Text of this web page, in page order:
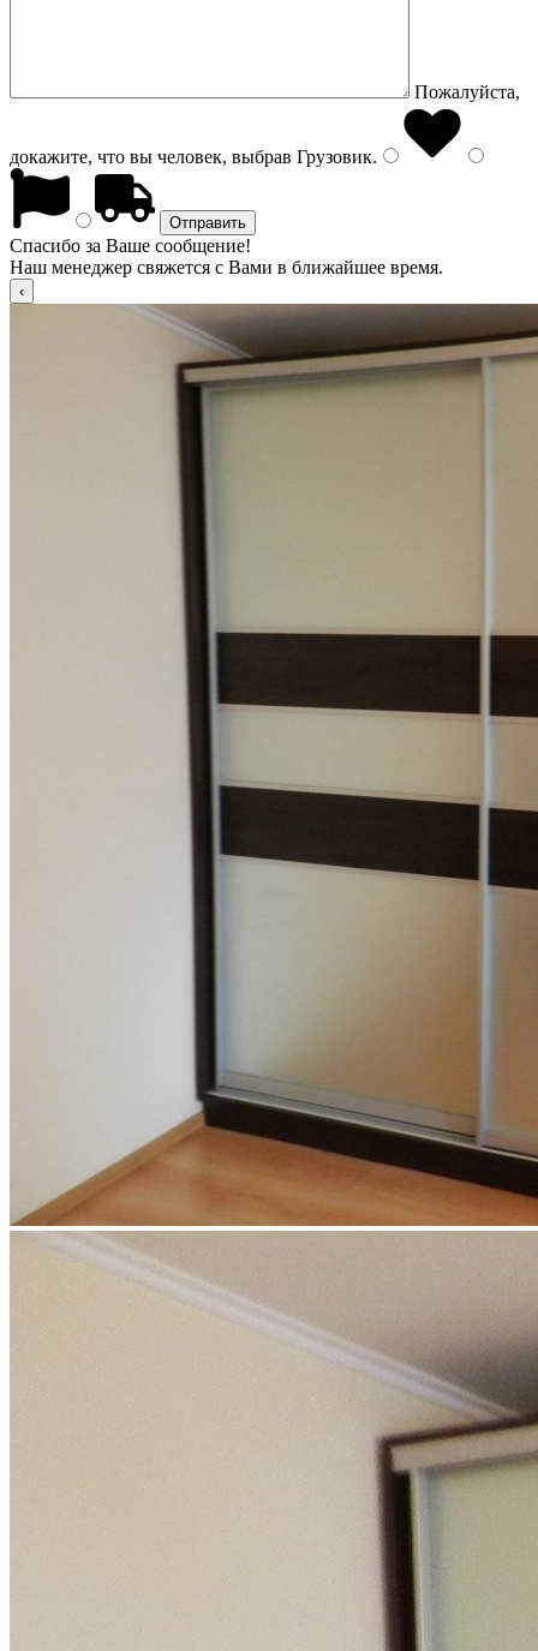
Пожалуйста,
докажите, что вы человек, выбрав Грузовик.
Спасибо за Ваше сообщение!
Наш менеджер свяжется с Вами в ближайшее время.